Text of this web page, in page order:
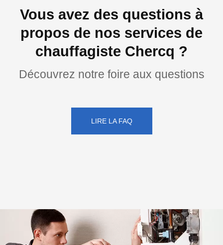
Vous avez des questions à
propos de nos services de
chauffagiste Chercq ?
Découvrez notre foire aux questions
LIRE LA FAQ